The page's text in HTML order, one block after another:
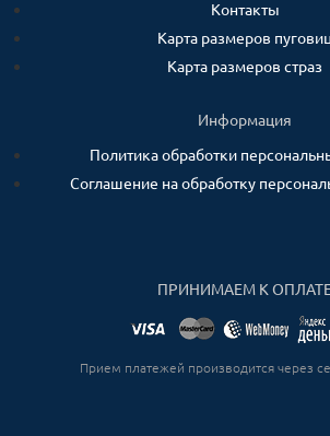
Контакты
Карта размеров
Карта размеров страз
Информация
Политика обработки
Соглашение на обработку
ПРИНИМАЕМ К
Прием платежей производится через